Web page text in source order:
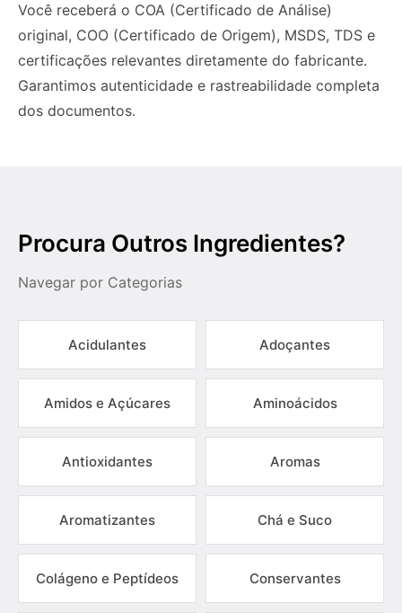
Você receberá o COA (Certificado de Análise)
original, COO (Certificado de Origem), MSDS, TDS e
certificações relevantes diretamente do fabricante.
Garantimos autenticidade e rastreabilidade completa
dos documentos.
Procura Outros Ingredientes?
Navegar por Categorias
Acidulantes Adoçantes
Amidos e Açúcares Aminoácidos
Antioxidantes Aromas
Aromatizantes Chá e Suco
Colágeno e Peptídeos Conservantes